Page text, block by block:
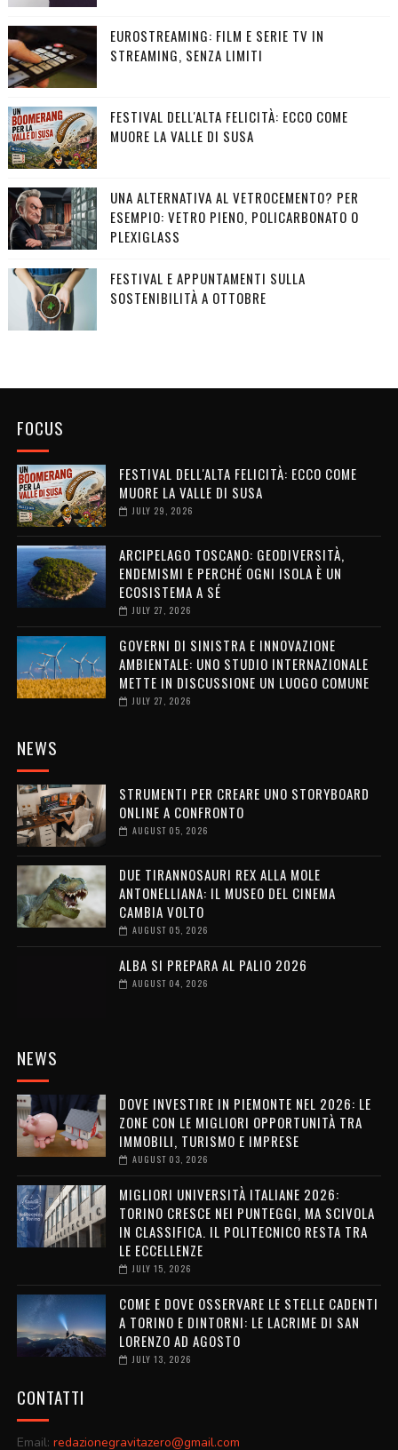
EUROSTREAMING: FILM E SERIE TV IN
STREAMING, SENZA LIMITI
FESTIVAL DELL'ALTA FELICITÀ: ECCO COME
MUORE LA VALLE DI SUSA
UNA ALTERNATIVA AL VETROCEMENTO? PER
ESEMPIO: VETRO PIENO, POLICARBONATO O
PLEXIGLASS
FESTIVAL E APPUNTAMENTI SULLA
SOSTENIBILITÀ A OTTOBRE
FOCUS
FESTIVAL DELL'ALTA FELICITÀ: ECCO COME
MUORE LA VALLE DI SUSA
JULY 29, 2026
ARCIPELAGO TOSCANO: GEODIVERSITÀ,
ENDEMISMI E PERCHÉ OGNI ISOLA È UN
ECOSISTEMA A SÉ
JULY 27, 2026
GOVERNI DI SINISTRA E INNOVAZIONE
AMBIENTALE: UNO STUDIO INTERNAZIONALE
METTE IN DISCUSSIONE UN LUOGO COMUNE
JULY 27, 2026
NEWS
STRUMENTI PER CREARE UNO STORYBOARD
ONLINE A CONFRONTO
AUGUST 05, 2026
DUE TIRANNOSAURI REX ALLA MOLE
ANTONELLIANA: IL MUSEO DEL CINEMA
CAMBIA VOLTO
AUGUST 05, 2026
ALBA SI PREPARA AL PALIO 2026
AUGUST 04, 2026
NEWS
DOVE INVESTIRE IN PIEMONTE NEL 2026: LE
ZONE CON LE MIGLIORI OPPORTUNITÀ TRA
IMMOBILI, TURISMO E IMPRESE
AUGUST 03, 2026
MIGLIORI UNIVERSITÀ ITALIANE 2026:
TORINO CRESCE NEI PUNTEGGI, MA SCIVOLA
IN CLASSIFICA. IL POLITECNICO RESTA TRA
LE ECCELLENZE
JULY 15, 2026
COME E DOVE OSSERVARE LE STELLE CADENTI
A TORINO E DINTORNI: LE LACRIME DI SAN
LORENZO AD AGOSTO
JULY 13, 2026
CONTATTI
Email: redazionegravitazero@gmail.com